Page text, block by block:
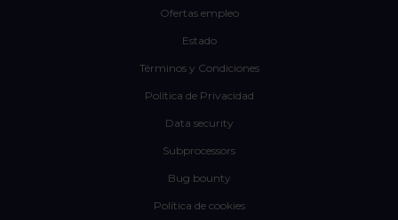
Ofertas empleo
Estado
Términos y Condiciones
Política de Privacidad
Data security
Subprocessors
Bug bounty
Política de cookies